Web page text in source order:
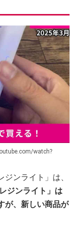
watch?
ンライト」は、
レジンライト」は
が、新しい商品が